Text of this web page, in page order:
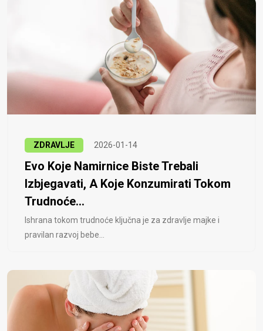
ZDRAVLJE 2026-01-14
Evo Koje Namirnice Biste Trebali
Izbjegavati, A Koje Konzumirati Tokom
Trudnoće...
Ishrana tokom trudnoće ključna je za zdravlje majke i
pravilan razvoj bebe...